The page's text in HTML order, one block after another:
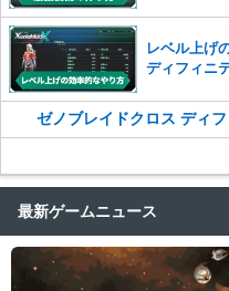
レベル上げ
ディフィニ
ゼノブレイドクロス ディ
最新ゲームニュース